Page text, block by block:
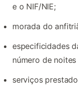
e o NIF/NIE;
morada do
especificidades
número de
serviços